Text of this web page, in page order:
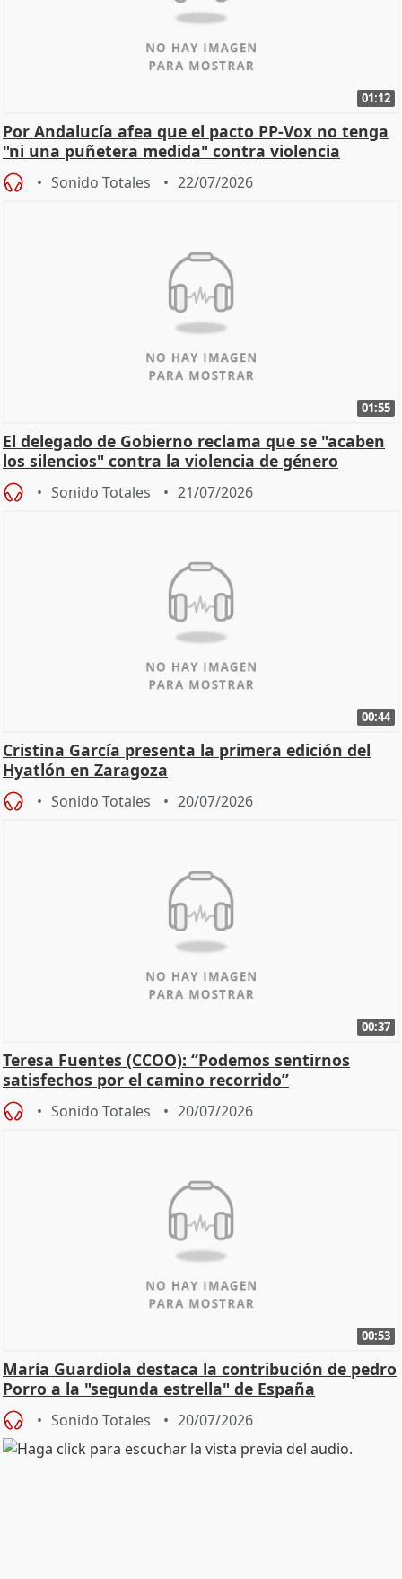
01:12
Por Andalucía afea que el pacto PP-Vox no tenga
"ni una puñetera medida" contra violencia
machista
Sonido Totales 22/07/2026
01:55
El delegado de Gobierno reclama que se "acaben
los silencios" contra la violencia de género
Sonido Totales 21/07/2026
00:44
Cristina García presenta la primera edición del
Hyatlón en Zaragoza
Sonido Totales 20/07/2026
00:37
Teresa Fuentes (CCOO): “Podemos sentirnos
satisfechos por el camino recorrido”
Sonido Totales 20/07/2026
00:53
María Guardiola destaca la contribución de pedro
Porro a la "segunda estrella" de España
Sonido Totales 20/07/2026